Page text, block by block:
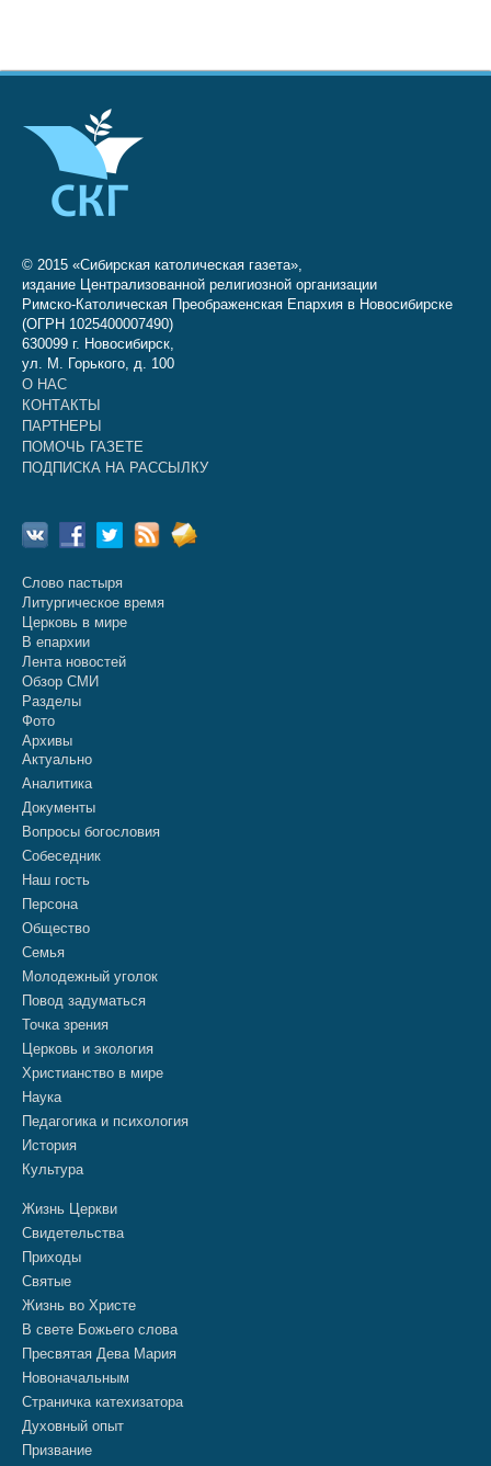
© 2015 «Сибирская католическая газета»,
издание Централизованной религиозной организации
Римско-Католическая Преображенская Епархия в Новосибирске
(ОГРН 1025400007490)
630099 г. Новосибирск,
ул. М. Горького, д. 100
О НАС
КОНТАКТЫ
ПАРТНЕРЫ
ПОМОЧЬ ГАЗЕТЕ
ПОДПИСКА НА РАССЫЛКУ
Слово пастыря
Литургическое время
Церковь в мире
В епархии
Лента новостей
Обзор СМИ
Разделы
Фото
Архивы
Актуально
Аналитика
Документы
Вопросы богословия
Собеседник
Наш гость
Персона
Общество
Семья
Молодежный уголок
Повод задуматься
Точка зрения
Церковь и экология
Христианство в мире
Наука
Педагогика и психология
История
Культура
Жизнь Церкви
Свидетельства
Приходы
Святые
Жизнь во Христе
В свете Божьего слова
Пресвятая Дева Мария
Новоначальным
Страничка катехизатора
Духовный опыт
Призвание